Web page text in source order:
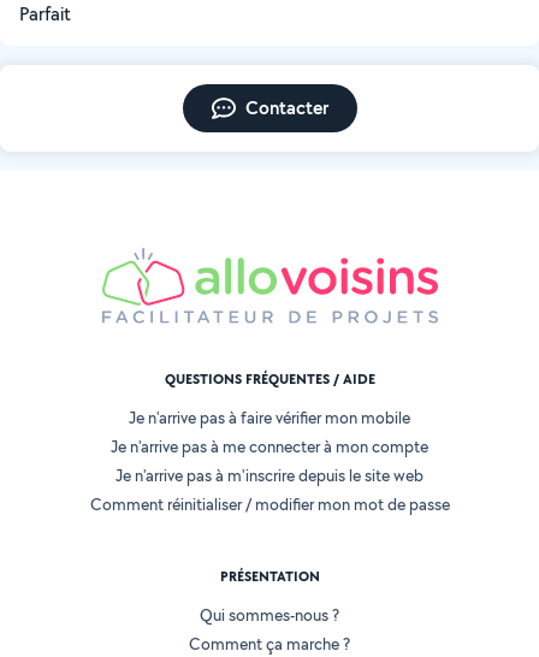
Parfait
Contacter
QUESTIONS FRÉQUENTES / AIDE
Je n'arrive pas à faire vérifier mon mobile
Je n'arrive pas à me connecter à mon compte
Je n'arrive pas à m'inscrire depuis le site web
Comment réinitialiser / modifier mon mot de passe
PRÉSENTATION
Qui sommes-nous ?
Comment ça marche ?